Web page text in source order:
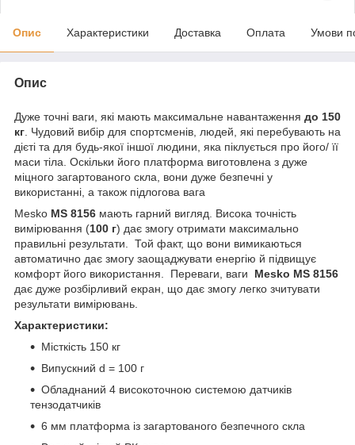
Опис Характеристики Доставка Оплата Умови
Опис
Дуже точні ваги, які мають максимальне навантаження до 150
кг . Чудовий вибір для спортсменів, людей, які перебувають на
дієті та для будь-якої іншої людини, яка піклується про його/ її
маси тіла. Оскільки його платформа виготовлена з дуже
міцного загартованого скла, вони дуже безпечні у
використанні, а також підлогова вага
Mesko MS 8156 мають гарний вигляд. Висока точність
вимірювання (100 г) дає змогу отримати максимально
правильні результати. Той факт, що вони вимикаються
автоматично дає змогу заощаджувати енергію й підвищує
комфорт його використання. Переваги, ваги Mesko MS 8156
дає дуже розбірливий екран, що дає змогу легко зчитувати
результати вимірювань.
Характеристики:
Місткість 150 кг
Випускний d = 100 г
Обладнаний 4 високоточною системою датчиків
тензодатчиків
6 мм платформа із загартованого безпечного скла